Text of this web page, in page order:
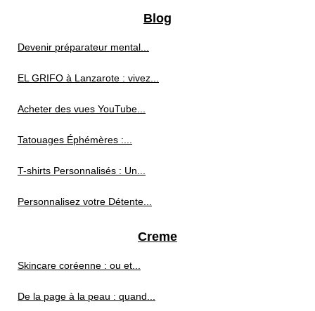
Blog
Devenir préparateur mental...
EL GRIFO à Lanzarote : vivez...
Acheter des vues YouTube...
Tatouages Éphémères :...
T-shirts Personnalisés : Un...
Personnalisez votre Détente...
Creme
Skincare coréenne : ou et...
De la page à la peau : quand...